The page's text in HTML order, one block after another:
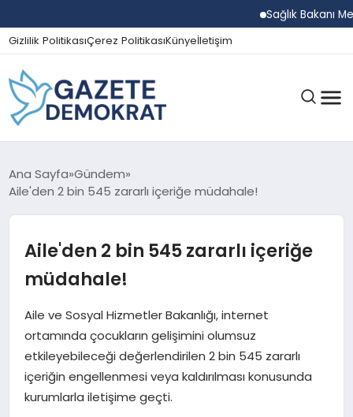
Sağlık Bakanı
Gizlilik PolitikasıÇerez PolitikasıKünyeİletişim
GÜNDEM
SPOR
SAĞLIK
Ana Sayfa Gündem
Aile'den 2 bin 545 zararlı içeriğe müdahale!
Aile'den 2 bin 545 zararlı içeriğe
müdahale!
Aile ve Sosyal Hizmetler Bakanlığı, internet
ortamında çocukların gelişimini olumsuz
etkileyebileceği değerlendirilen 2 bin 545 zararlı
içeriğin engellenmesi veya kaldırılması konusunda
kurumlarla iletişime geçti.